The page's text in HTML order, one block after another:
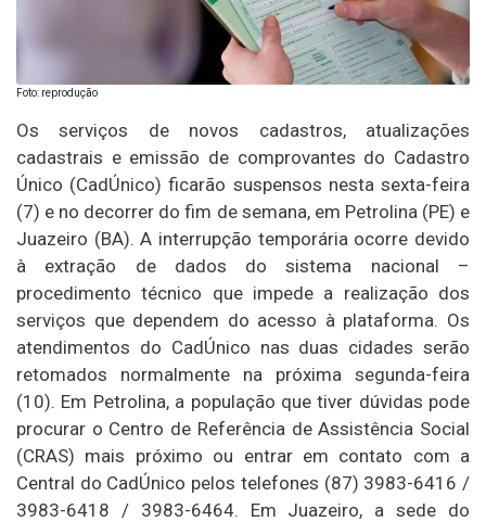
Foto: reprodução
Os serviços de novos cadastros, atualizações
cadastrais e emissão de comprovantes do Cadastro
Único (CadÚnico) ficarão suspensos nesta sexta-feira
(7) e no decorrer do fim de semana, em Petrolina (PE) e
Juazeiro (BA). A interrupção temporária ocorre devido
à extração de dados do sistema nacional –
procedimento técnico que impede a realização dos
serviços que dependem do acesso à plataforma. Os
atendimentos do CadÚnico nas duas cidades serão
retomados normalmente na próxima segunda-feira
(10). Em Petrolina, a população que tiver dúvidas pode
procurar o Centro de Referência de Assistência Social
(CRAS) mais próximo ou entrar em contato com a
Central do CadÚnico pelos telefones (87) 3983-6416 /
3983-6418 / 3983-6464. Em Juazeiro, a sede do